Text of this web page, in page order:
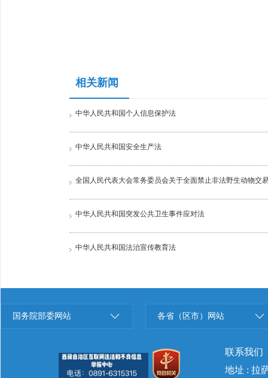
相关新闻
中华人民共和国个人信息保护法
中华人民共和国安全生产法
全国人民代表大会常务委员会关于全面禁止非法野生动物交
中华人民共和国突发公共卫生事件应对法
中华人民共和国法治宣传教育法
国务院部委网站 各省（区市）网站
联系我们
地址 : 拉